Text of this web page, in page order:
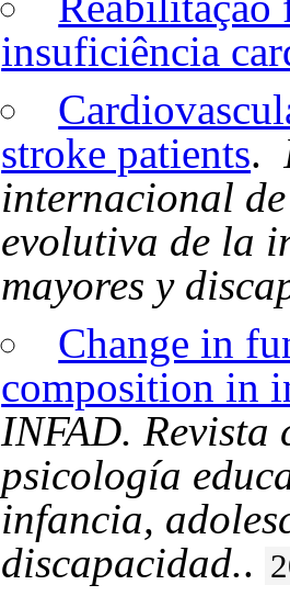
insuficiência
stroke patients.
internacional
evolutiva de la
mayores y
Change in
composition in
INFAD.
psicología
infancia,
discapacidad..